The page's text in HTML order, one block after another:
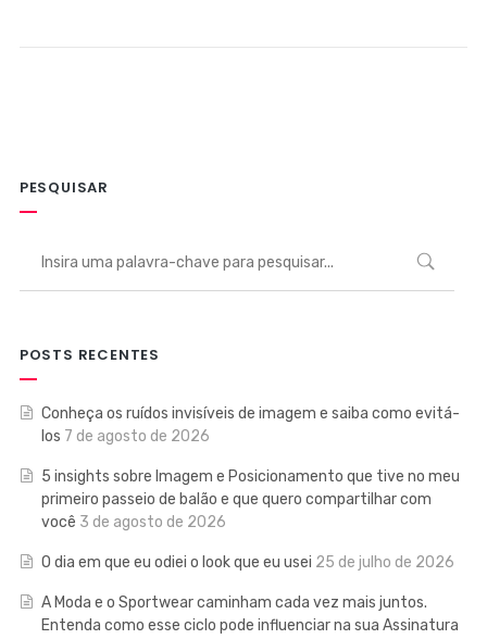
PESQUISAR
POSTS RECENTES
Conheça os ruídos invisíveis de imagem e saiba como evitá-
los 7 de agosto de 2026
5 insights sobre Imagem e Posicionamento que tive no meu
primeiro passeio de balão e que quero compartilhar com
você 3 de agosto de 2026
O dia em que eu odiei o look que eu usei 25 de julho de 2026
A Moda e o Sportwear caminham cada vez mais juntos.
Entenda como esse ciclo pode influenciar na sua Assinatura